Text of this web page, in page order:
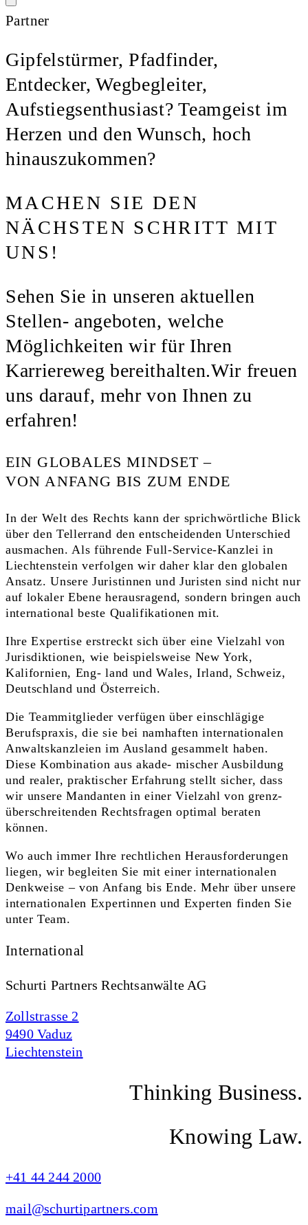
Partner
Gipfelstürmer, Pfadfinder,
Entdecker, Wegbegleiter,
Aufstiegsenthusiast? Teamgeist im
Herzen und den Wunsch, hoch
hinauszukommen?
MACHEN SIE DEN
NÄCHSTEN SCHRITT MIT
UNS!
Sehen Sie in unseren aktuellen
Stellen- angeboten, welche
Möglichkeiten wir für Ihren
Karriereweg bereithalten.Wir freuen
uns darauf, mehr von Ihnen zu
erfahren!
EIN GLOBALES MINDSET –
VON ANFANG BIS ZUM ENDE
In der Welt des Rechts kann der sprichwörtliche Blick
über den Tellerrand den entscheidenden Unterschied
ausmachen. Als führende Full-Service-Kanzlei in
Liechtenstein verfolgen wir daher klar den globalen
Ansatz. Unsere Juristinnen und Juristen sind nicht nur
auf lokaler Ebene herausragend, sondern bringen auch
international beste Qualifikationen mit.
Ihre Expertise erstreckt sich über eine Vielzahl von
Jurisdiktionen, wie beispielsweise New York,
Kalifornien, Eng- land und Wales, Irland, Schweiz,
Deutschland und Österreich.
Die Teammitglieder verfügen über einschlägige
Berufspraxis, die sie bei namhaften internationalen
Anwaltskanzleien im Ausland gesammelt haben.
Diese Kombination aus akade- mischer Ausbildung
und realer, praktischer Erfahrung stellt sicher, dass
wir unsere Mandanten in einer Vielzahl von grenz-
überschreitenden Rechtsfragen optimal beraten
können.
Wo auch immer Ihre rechtlichen Herausforderungen
liegen, wir begleiten Sie mit einer internationalen
Denkweise – von Anfang bis Ende. Mehr über unsere
internationalen Expertinnen und Experten finden Sie
unter Team.
International
Schurti Partners Rechtsanwälte AG
Zollstrasse 2
9490 Vaduz
Liechtenstein
Thinking Business.
Knowing Law.
+41 44 244 2000
mail@schurtipartners.com